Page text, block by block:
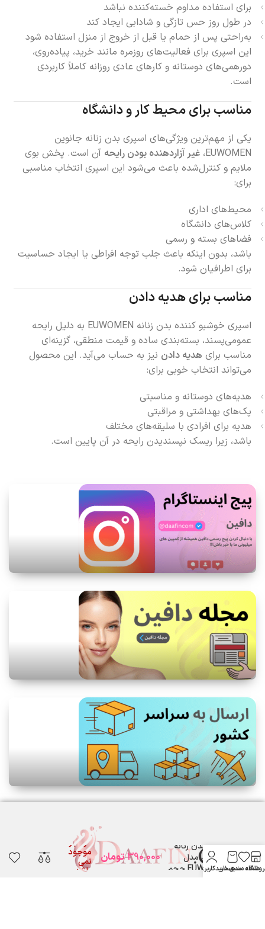
برای استفاده مداوم خسته‌کننده نباشد
در طول روز حس تازگی و شادابی ایجاد کند
به‌راحتی پس از حمام یا قبل از خروج از منزل استفاده شود
این اسپری برای فعالیت‌های روزمره مانند خرید، پیاده‌روی،
دورهمی‌های دوستانه و کارهای عادی روزانه کاملاً کاربردی
است.
مناسب برای محیط کار و دانشگاه
یکی از مهم‌ترین ویژگی‌های اسپری بدن زنانه جانوین
EUWOMEN، غیر آزاردهنده بودن رایحه آن است. پخش بوی
ملایم و کنترل‌شده باعث می‌شود این اسپری انتخاب مناسبی
برای:
محیط‌های اداری
کلاس‌های دانشگاه
فضاهای بسته و رسمی
باشد، بدون اینکه باعث جلب توجه افراطی یا ایجاد حساسیت
برای اطرافیان شود.
مناسب برای هدیه دادن
اسپری خوشبو کننده بدن زنانه EUWOMEN به دلیل رایحه
عمومی‌پسند، بسته‌بندی ساده و قیمت منطقی، گزینه‌ای
مناسب برای هدیه دادن نیز به حساب می‌آید. این محصول
می‌تواند انتخاب خوبی برای:
هدیه‌های دوستانه و مناسبتی
پک‌های بهداشتی و مراقبتی
هدیه برای افرادی با سلیقه‌های مختلف
باشد، زیرا ریسک نپسندیدن رایحه در آن پایین است.
علاقه مندیسبد خرید
حساب کاربری من
کننده بدن زنانه
جانوین مدل
EUWOMEN حجم
390,000تومان
در انبار
موجود
نمی
باشد